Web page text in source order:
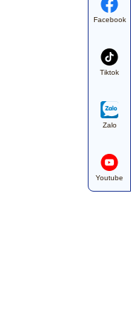
Facebook
Tiktok
Zalo
Youtube